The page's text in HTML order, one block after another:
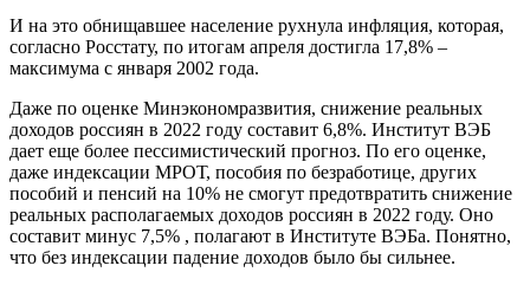
И на это обнищавшее население рухнула инфляция, которая,
согласно Росстату, по итогам апреля достигла 17,8% –
максимума с января 2002 года.
Даже по оценке Минэкономразвития, снижение реальных
доходов россиян в 2022 году составит 6,8%. Институт ВЭБ
дает еще более пессимистический прогноз. По его оценке,
даже индексации МРОТ, пособия по безработице, других
пособий и пенсий на 10% не смогут предотвратить снижение
реальных располагаемых доходов россиян в 2022 году. Оно
составит минус 7,5% , полагают в Институте ВЭБа. Понятно,
что без индексации падение доходов было бы сильнее.